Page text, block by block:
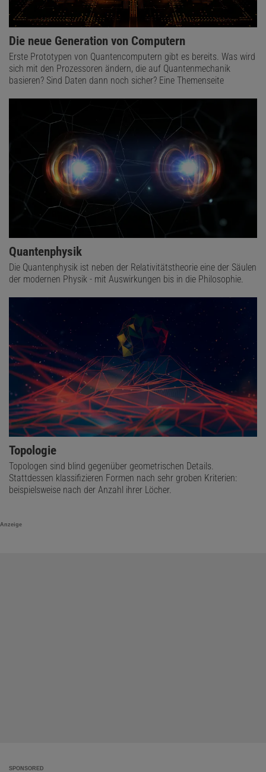
Die neue Generation von Computern
Erste Prototypen von Quantencomputern gibt es bereits. Was wird
sich mit den Prozessoren ändern, die auf Quantenmechanik
basieren? Sind Daten dann noch sicher? Eine Themenseite
Quantenphysik
Die Quantenphysik ist neben der Relativitätstheorie eine der Säulen
der modernen Physik - mit Auswirkungen bis in die Philosophie.
Topologie
Topologen sind blind gegenüber geometrischen Details.
Stattdessen klassifizieren Formen nach sehr groben Kriterien:
beispielsweise nach der Anzahl ihrer Löcher.
Anzeige
SPONSORED